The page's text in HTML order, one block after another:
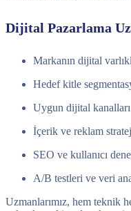
Dijital Pazarlama
Markanın dijital
Hedef kitle
Uygun dijital
İçerik ve reklam
SEO ve kullanıcı
A/B testleri ve veri
Uzmanlarımız, hem teknik